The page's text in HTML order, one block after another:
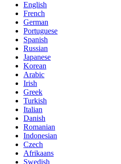
English
French
German
Portuguese
Spanish
Russian
Japanese
Korean
Arabic
Irish
Greek
Turkish
Italian
Danish
Romanian
Indonesian
Czech
Afrikaans
Swedish